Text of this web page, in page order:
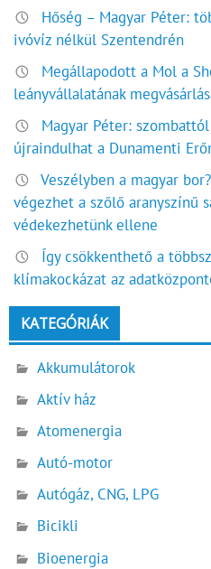
Hőség – Magyar Péter:
ivóvíz nélkül Szentendrén
Megállapodott a Mol a
leányvállalatának
Magyar Péter:
újraindulhat a Dunamenti
Veszélyben a magyar
végezhet a szőlő aranyszínű
védekezhetünk ellene
Így csökkenthető a
klímakockázat az
KATEGÓRIÁK
Akkumulátorok
Aktív ház
Atomenergia
Autó-motor
Autógáz, CNG, LPG
Bicikli
Bioenergia